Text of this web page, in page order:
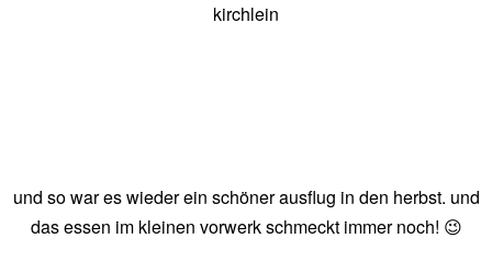
kirchlein
und so war es wieder ein schöner ausflug in den herbst. und
das essen im kleinen vorwerk schmeckt immer noch! 😉